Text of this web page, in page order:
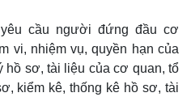
cầu người đứng đầu cơ
vi, nhiệm vụ, quyền hạn của
hồ sơ, tài liệu của cơ quan, tổ
kiểm kê, thống kê hồ sơ, tài